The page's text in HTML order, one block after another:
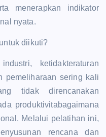
menerapkan indikator
nyata.
diikuti?
ketidakteraturan
pemeliharaan sering kali
tidak direncanakan
produktivitabagaimana
Melalui pelatihan ini,
rencana dan